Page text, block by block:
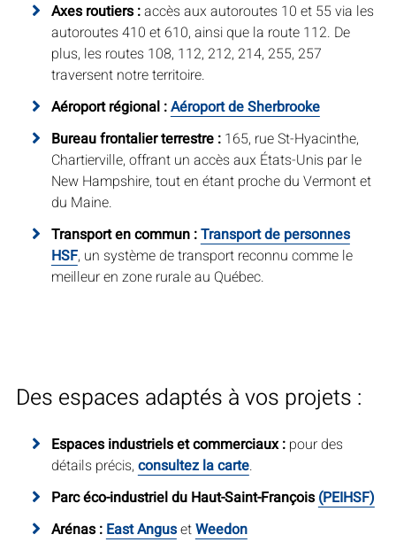
Axes routiers :accès aux autoroutes 10 et 55 via les
autoroutes 410 et 610, ainsi que la route 112. De
plus, les routes 108, 112, 212, 214, 255, 257
traversent notre territoire.
Aéroport régional :Aéroport de Sherbrooke
Bureau frontalier terrestre :165, rue St-Hyacinthe,
Chartierville, offrant un accès aux États-Unis par le
New Hampshire, tout en étant proche du Vermont et
du Maine.
Transport en commun :Transport de personnes
HSF, un système de transport reconnu comme le
meilleur en zone rurale au Québec.
Des espaces adaptés à vos projets :
Espaces industriels et commerciaux :pour des
détails précis, consultez la carte.
Parc éco-industriel du Haut-Saint-François(PEIHSF)
Arénas : East AngusetWeedon